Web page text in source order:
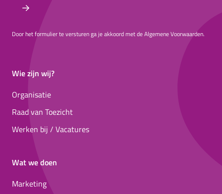
Door het formulier te versturen ga je akkoord met de Algemene Voorwaarden.
Wie zijn wij?
Organisatie
Raad van Toezicht
Werken bij / Vacatures
Wat we doen
Marketing